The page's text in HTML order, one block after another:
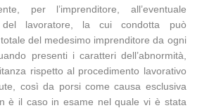
per l’imprenditore, all’eventuale
lavoratore, la cui condotta può
del medesimo imprenditore da ogni
presenti i caratteri dell’abnormità,
rispetto al procedimento lavorativo
così da porsi come causa esclusiva
è il caso in esame nel quale vi è stata